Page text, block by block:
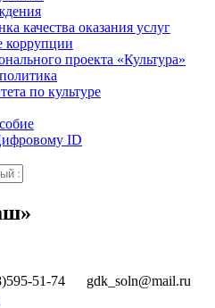
качества оказания услуг
коррупции
проекта «Культура»
по культуре
ID
51-74
gdk_soln@mail.ru